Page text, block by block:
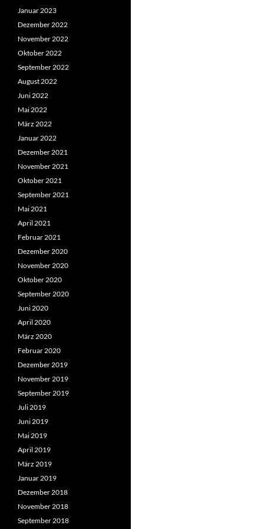
Januar 2023
Dezember 2022
November 2022
Oktober 2022
September 2022
August 2022
Juni 2022
Mai 2022
März 2022
Januar 2022
Dezember 2021
November 2021
Oktober 2021
September 2021
Mai 2021
April 2021
Februar 2021
Dezember 2020
November 2020
Oktober 2020
September 2020
Juni 2020
April 2020
März 2020
Februar 2020
Dezember 2019
November 2019
September 2019
Juli 2019
Juni 2019
Mai 2019
April 2019
März 2019
Januar 2019
Dezember 2018
November 2018
September 2018